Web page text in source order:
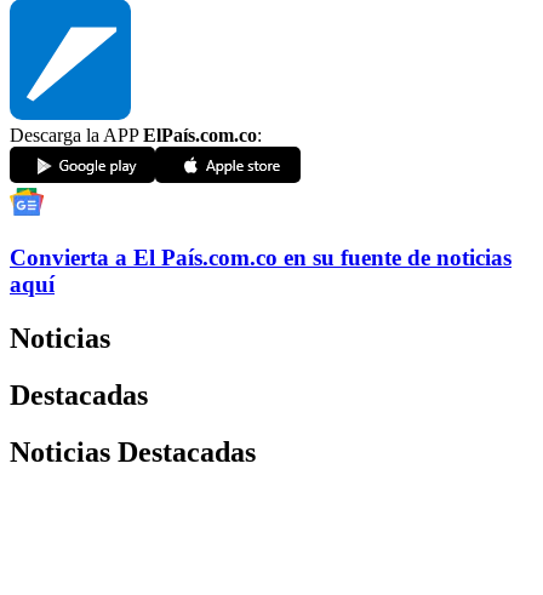
Descarga la APPElPaís.com.co:
Convierta a El País.com.co en su fuente de noticias
aquí
Noticias
Destacadas
Noticias Destacadas